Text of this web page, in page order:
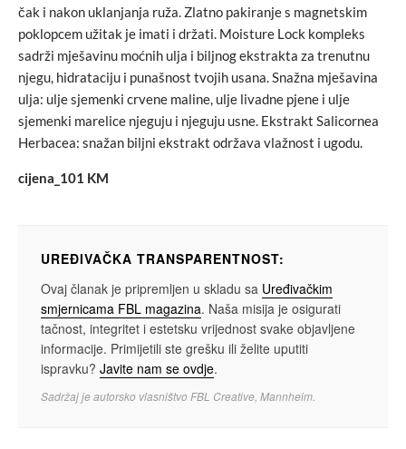
čak i nakon uklanjanja ruža. Zlatno pakiranje s magnetskim
poklopcem užitak je imati i držati. Moisture Lock kompleks
sadrži mješavinu moćnih ulja i biljnog ekstrakta za trenutnu
njegu, hidrataciju i punašnost tvojih usana. Snažna mješavina
ulja: ulje sjemenki crvene maline, ulje livadne pjene i ulje
sjemenki marelice njeguju i njeguju usne. Ekstrakt Salicornea
Herbacea: snažan biljni ekstrakt održava vlažnost i ugodu.
cijena_101 KM
UREĐIVAČKA TRANSPARENTNOST:
Ovaj članak je pripremljen u skladu sa Uređivačkim
smjernicama FBL magazina. Naša misija je osigurati
tačnost, integritet i estetsku vrijednost svake objavljene
informacije. Primijetili ste grešku ili želite uputiti
ispravku? Javite nam se ovdje.
Sadržaj je autorsko vlasništvo FBL Creative, Mannheim.